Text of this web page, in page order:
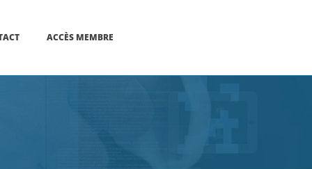
ACCÈS MEMBRE